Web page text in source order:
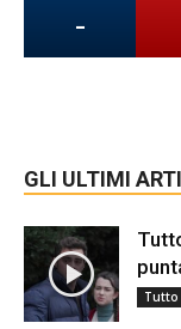
-
GLI ULTIMI
Tutto